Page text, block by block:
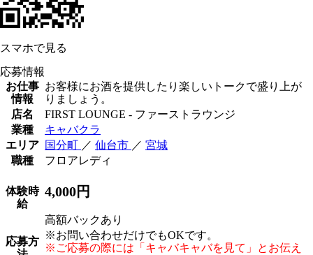
スマホで見る
応募情報
お仕事
情報
お客様にお酒を提供したり楽しいトークで盛り上が
りましょう。
店名
FIRST LOUNGE - ファーストラウンジ
業種
キャバクラ
エリア
国分町 ／ 仙台市 ／ 宮城
職種
フロアレディ
体験時
給
4,000円
高額バックあり
応募方
※お問い合わせだけでもOKです。
※ご応募の際には「キャバキャバを見て」とお伝え